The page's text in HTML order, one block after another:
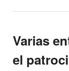
Varias
el